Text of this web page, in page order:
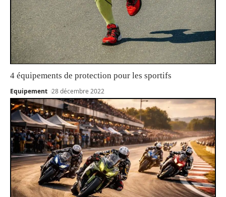
4 équipements de protection pour les sportifs
Equipement 28 décembre 2022